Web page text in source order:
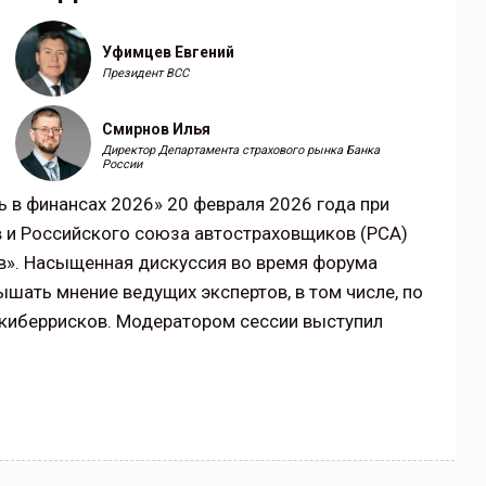
Уфимцев Евгений
Президент ВСС
Смирнов Илья
Директор Департамента страхового рынка Банка
России
финансах 2026» 20 февраля 2026 года при
Российского союза автостраховщиков (РСА)
Насыщенная дискуссия во время форума
мнение ведущих экспертов, в том числе, по
Модератором сессии выступил
но и зона
рынка в России является одним из наиболее
прогрессивных в мире, однако в отдельных
ССТ, 2025 №4 СЕНТЯБРЬ